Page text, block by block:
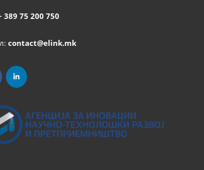
389 75 200 750
contact@elink.mk